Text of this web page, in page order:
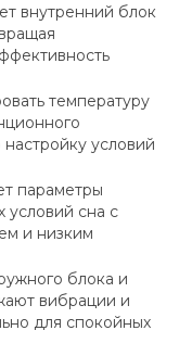
внутренний блок
температуру
условий
параметры
условий сна с
и низким
блока и
вибрации и
для спокойных